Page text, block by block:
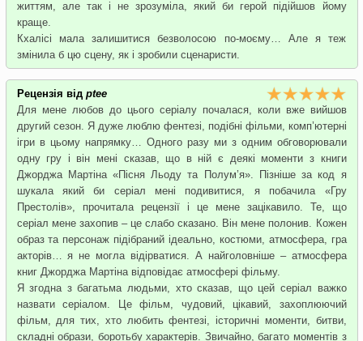
життям, але так і не зрозуміла, який би герой підійшов йому
краще.
Кхалісі мала залишитися безволосою по-моєму… Але я теж
змінила б цю сцену, як і зробили сценаристи.
Рецензія від ptee
Для мене любов до цього серіалу почалася, коли вже вийшов
другий сезон. Я дуже люблю фентезі, подібні фільми, комп’ютерні
ігри в цьому напрямку… Одного разу ми з одним обговорювали
одну гру і він мені сказав, що в ній є деякі моменти з книги
Джорджа Мартіна «Пісня Льоду та Полум’я». Пізніше за код я
шукала який би серіал мені подивитися, я побачила «Гру
Престолів», прочитала рецензії і це мене зацікавило. Те, що
серіал мене захопив – це слабо сказано. Він мене полонив. Кожен
образ та персонаж підібраний ідеально, костюми, атмосфера, гра
акторів… я не могла відірватися. А найголовніше – атмосфера
книг Джорджа Мартіна відповідає атмосфері фільму.
Я згодна з багатьма людьми, хто сказав, що цей серіал важко
назвати серіалом. Це фільм, чудовий, цікавий, захоплюючий
фільм, для тих, хто любить фентезі, історичні моменти, битви,
складні образи, боротьбу характерів. Звичайно, багато моментів з